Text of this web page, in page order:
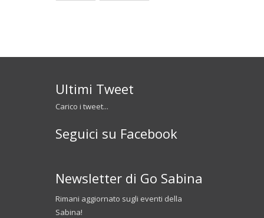
Ultimi Tweet
Carico i tweet...
Seguici su Facebook
Newsletter di Go Sabina
Rimani aggiornato sugli eventi della
Sabina!